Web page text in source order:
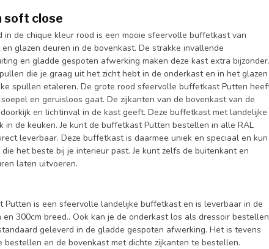
soft close
de chique kleur rood is een mooie sfeervolle buffetkast van
glazen deuren in de bovenkast. De strakke invallende
en gladde gespoten afwerking maken deze kast extra bijzonder.
die je graag uit het zicht hebt in de onderkast en in het glazen
spullen etaleren. De grote rood sfeervolle buffetkast Putten
en geruisloos gaat. De zijkanten van de bovenkast van de
en lichtinval in de kast geeft. Deze buffetkast met landelijke
de keuken. Je kunt de buffetkast Putten bestellen in alle RAL
leverbaar. Deze buffetkast is daarmee uniek en speciaal en kun
het beste bij je interieur past. Je kunt zelfs de buitenkant en
laten uitvoeren.
is een sfeervolle landelijke buffetkast en is leverbaar in de
300cm breed.. Ook kan je de onderkast los als dressoir bestellen
geleverd in de gladde gespoten afwerking. Het is tevens
bestellen en de bovenkast met dichte zijkanten te bestellen.